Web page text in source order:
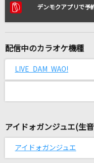
リアルタイ
眠り姫
アメイジンググレイ
[生音]ベテルギウス
優里
デンモクアプリで予
配信中のカラオケ機種
LIVE DAM WAO!
アイドォガンジュエ(生
アイドォガンジュエ